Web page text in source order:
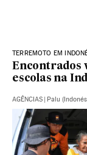
TERREMOTO EM
Encontrados
escolas na
AGÊNCIAS | Palu